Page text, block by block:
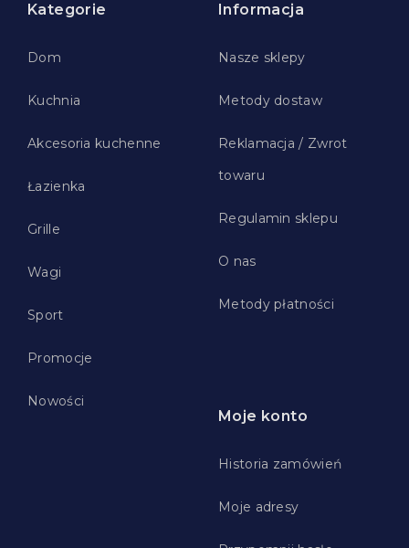
Kategorie
Dom
Kuchnia
Akcesoria kuchenne
Łazienka
Grille
Wagi
Sport
Promocje
Nowości
Informacja
Nasze sklepy
Metody dostaw
Reklamacja / Zwrot
towaru
Regulamin sklepu
O nas
Metody płatności
Moje konto
Historia zamówień
Moje adresy